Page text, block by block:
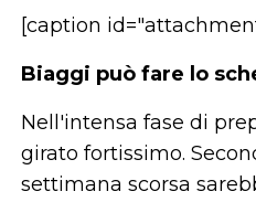
[caption
Biaggi può fare lo
Nell'intensa fase di
girato fortissimo.
settimana scorsa